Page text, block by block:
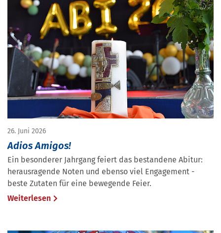
26. Juni 2026
Adios Amigos!
Ein besonderer Jahrgang feiert das bestandene Abitur:
herausragende Noten und ebenso viel Engagement -
beste Zutaten für eine bewegende Feier.
Weiterlesen